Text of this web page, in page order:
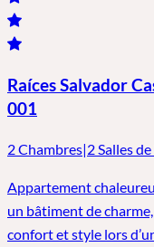
Raíces Salvador
001
2 Chambres|2 Salles
Appartement
un bâtiment de
confort et style lors